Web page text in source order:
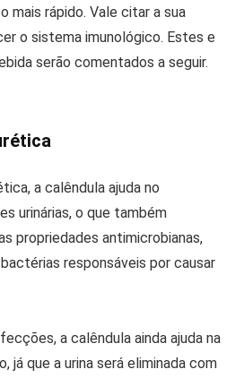
mais rápido. Vale citar a sua
o sistema imunológico. Estes e
serão comentados a seguir.
a calêndula ajuda no
urinárias, o que também
propriedades antimicrobianas,
responsáveis por causar
a calêndula ainda ajuda na
já que a urina será eliminada com